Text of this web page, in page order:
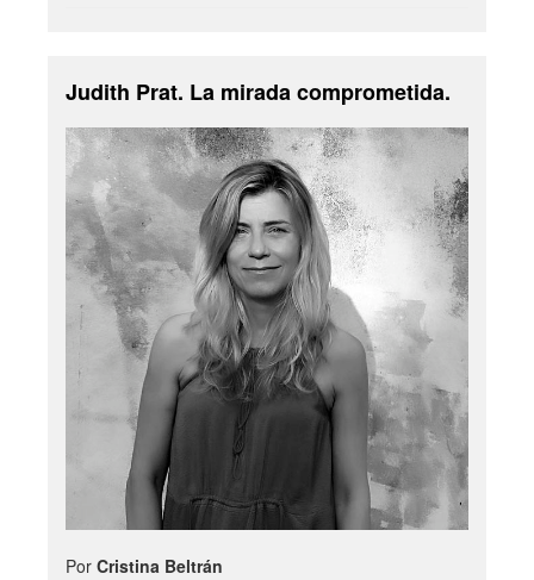
Judith Prat. La mirada comprometida.
Por Cristina Beltrán